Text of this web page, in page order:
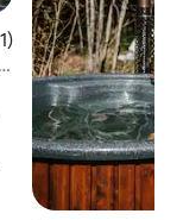
分 5 分（满分 5 分）